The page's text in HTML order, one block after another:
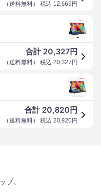
（送料無料） 税込 12,669 円
合計 20,327円
（送料無料） 税込 20,327 円
合計 20,820 円
（送料無料） 税込 20,820円
プ。